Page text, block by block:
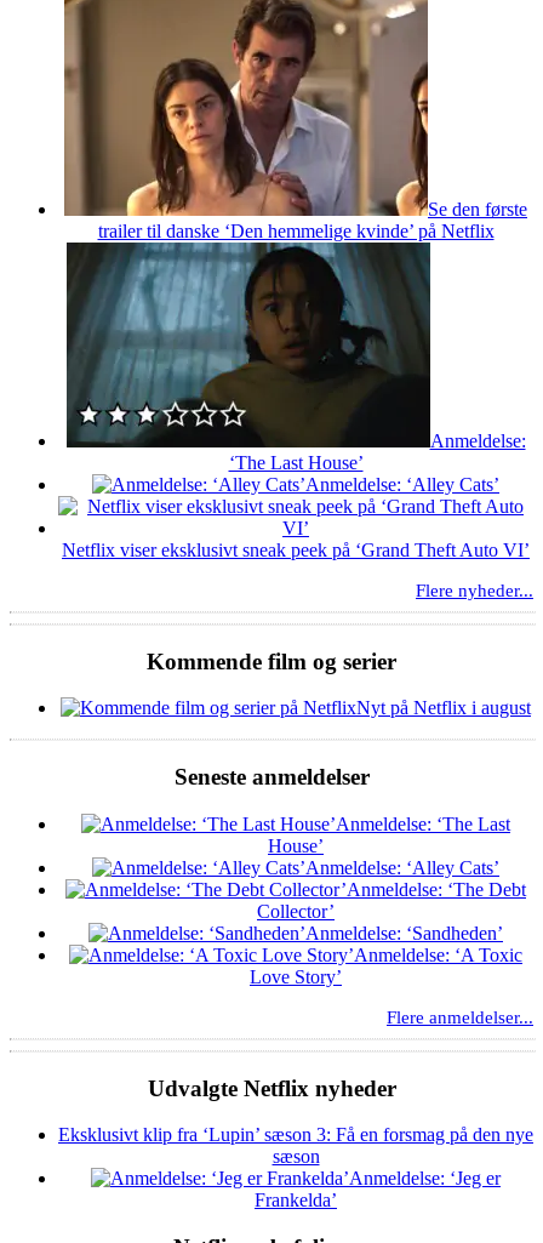
Se den første
trailer til danske ‘Den hemmelige kvinde’ på Netflix
Anmeldelse:
‘The Last House’
Anmeldelse: ‘Alley Cats’
Netflix viser eksklusivt sneak peek på ‘Grand Theft Auto VI’
Flere nyheder...
Kommende film og serier
Nyt på Netflix i august
Seneste anmeldelser
Anmeldelse: ‘The Last
House’
Anmeldelse: ‘Alley Cats’
Anmeldelse: ‘The Debt
Collector’
Anmeldelse: ‘Sandheden’
Anmeldelse: ‘A Toxic
Love Story’
Flere anmeldelser...
Udvalgte Netflix nyheder
Eksklusivt klip fra ‘Lupin’ sæson 3: Få en forsmag på den nye
sæson
Anmeldelse: ‘Jeg er
Frankelda’